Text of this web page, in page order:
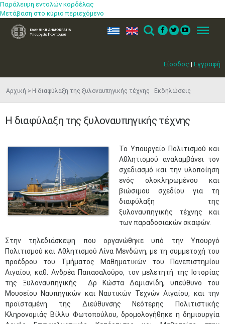
Παράλειψη εντολών κορδέλας
Μετάβαση στο κύριο περιεχόμενο
Είσοδος | Εγγραφή
ελ en Search Menu
Αρχική Η διαφύλαξη της ξυλοναυπηγικής τέχνης Εκδηλώσεις
Η διαφύλαξη της ξυλοναυπηγικής τέχνης
​Το Υπουργείο Πολιτισμού και
Αθλητισμού αναλαμβάνει τον
σχεδιασμό και την υλοποίηση
ενός ολοκληρωμένου και
βιώσιμου σχεδίου για τη
διαφύλαξη της
ξυλοναυπηγικής τέχνης και
των παραδοσιακών σκαφών.
Στην τηλεδιάσκεψη που οργανώθηκε υπό την Υπουργό
Πολιτισμού και Αθλητισμού Λίνα Μενδώνη, με τη συμμετοχή του
προέδρου του Τμήματος Μαθηματικών του Πανεπιστημίου
Αιγαίου, καθ. Ανδρέα Παπασαλούρο, τον μελετητή της Ιστορίας
της Ξυλοναυπηγικής Δρ Κώστα Δαμιανίδη, υπεύθυνο του
Μουσείου Ναυπηγικών και Ναυτικών Τεχνών Αιγαίου, και την
προϊσταμένη της Διεύθυνσης Νεότερης Πολιτιστικής
Κληρονομιάς Βίλλυ Φωτοπούλου, δρομολογήθηκε η δημιουργία